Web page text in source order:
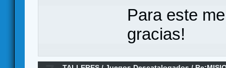
Para este
gracias!